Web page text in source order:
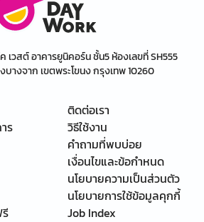
ค เวสต์ อาคารยูนิคอร์น ชั้น5 ห้องเลขที่ SH555
างจาก เขตพระโขนง กรุงเทพ 10260
ร
ติดต่อเรา
วิธีใช้งาน
คำถามที่พบบ่อย
เงื่อนไขและข้อกำหนด
นโยบายความเป็นส่วนตัว
นโยบายการใช้ข้อมูลคุกกี้
Job Index